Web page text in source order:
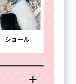
ショール